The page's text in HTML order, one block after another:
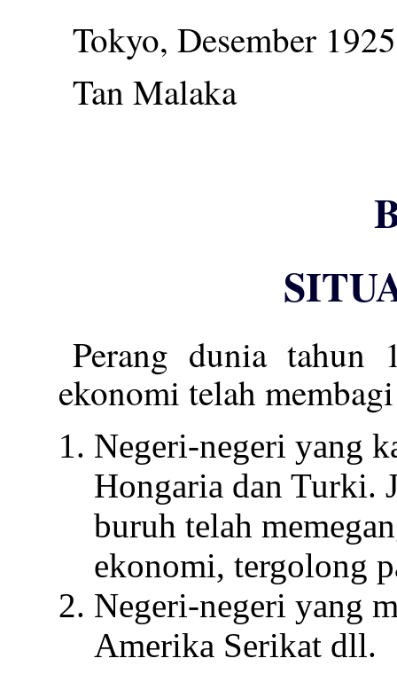
Tokyo, Desember 1925
Tan Malaka
Perang dunia tahun
ekonomi telah
Negeri-negeri yang
Hongaria dan Turki.
buruh telah
ekonomi, tergolong
Negeri-negeri yang
Amerika Serikat dll.